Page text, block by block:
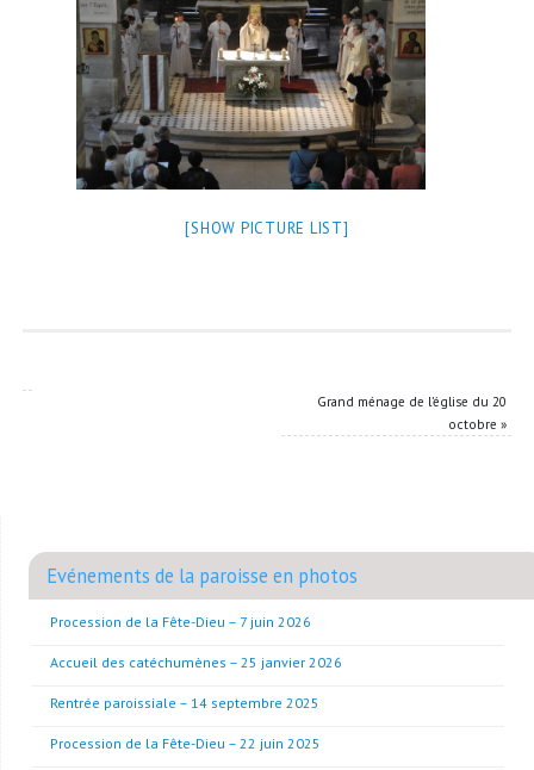
[SHOW PICTURE LIST]
Grand ménage de l’église du 20
octobre»
Evénements de la paroisse en photos
Procession de la Fête-Dieu – 7 juin 2026
Accueil des catéchumènes – 25 janvier 2026
Rentrée paroissiale – 14 septembre 2025
Procession de la Fête-Dieu – 22 juin 2025